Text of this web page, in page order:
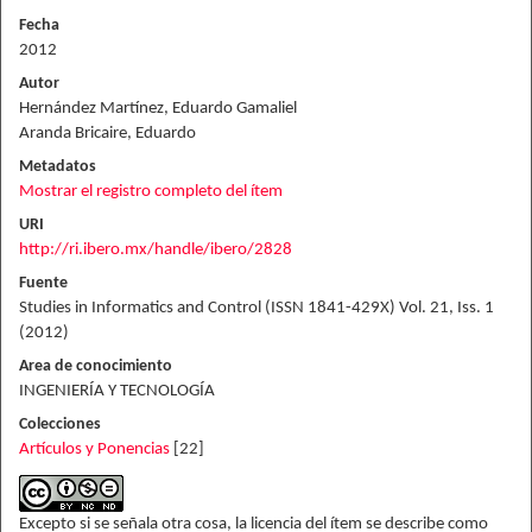
Fecha
2012
Autor
Hernández Martínez, Eduardo Gamaliel
Aranda Bricaire, Eduardo
Metadatos
Mostrar el registro completo del ítem
URI
http://ri.ibero.mx/handle/ibero/2828
Fuente
Studies in Informatics and Control (ISSN 1841-429X) Vol. 21, Iss. 1
(2012)
Area de conocimiento
INGENIERÍA Y TECNOLOGÍA
Colecciones
Artículos y Ponencias [22]
Excepto si se señala otra cosa, la licencia del ítem se describe como